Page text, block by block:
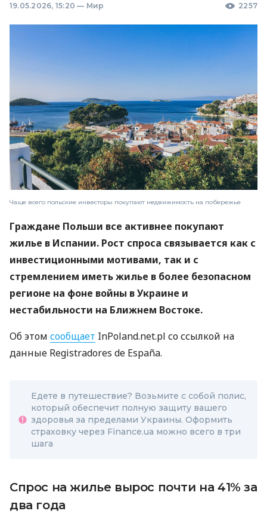
19.05.2026, 15:20 — Мир 2257
Чаще всего польские инвесторы покупают недвижимость на побережье
Граждане Польши все активнее покупают
жилье в Испании. Рост спроса связывается как с
инвестиционными мотивами, так и с
стремлением иметь жилье в более безопасном
регионе на фоне войны в Украине и
нестабильности на Ближнем Востоке.
Об этом сообщает InPoland.net.pl со ссылкой на
данные Registradores de España.
Едете в путешествие? Возьмите с собой полис,
который обеспечит полную защиту вашего
здоровья за пределами Украины. Оформить
страховку через Finance.ua можно всего в три
шага
Спрос на жилье вырос почти на 41% за
два года